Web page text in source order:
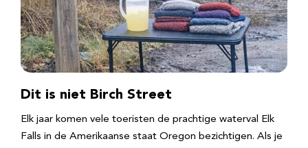
Dit is niet Birch Street
Elk jaar komen vele toeristen de prachtige waterval Elk
Falls in de Amerikaanse staat Oregon bezichtigen. Als je